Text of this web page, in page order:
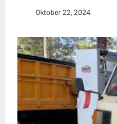
Oktober 22, 2024